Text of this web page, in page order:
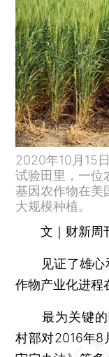
2020年10月15
试验田里，一位
基因农作物在美
大规模种植。
文｜财新周
见证了雄心
作物产业化进程
最为关键的
村部对2016年8